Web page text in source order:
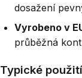
dosažení
Vyrobeno v
průběžná
Typické použití